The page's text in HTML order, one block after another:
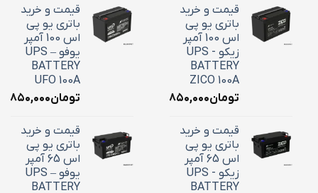
قیمت و خرید
باتری یو پی
اس 100 آمپر
زیکو - UPS
BATTERY
ZICO 100A
تومان۳۶,۸۵۰,۰۰۰
قیمت و خرید
باتری یو پی
اس 65 آمپر
زیکو - UPS
BATTERY
قیمت و خرید
باتری یو پی
اس 100 آمپر
یوفو – UPS
BATTERY
UFO 100A
تومان
قیمت و خرید
باتری یو پی
اس 65 آمپر
یوفو – UPS
BATTERY